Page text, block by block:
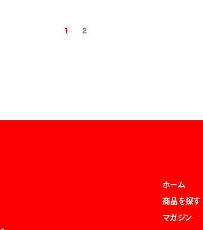
1 2
ホーム
商品を探す
マガジン